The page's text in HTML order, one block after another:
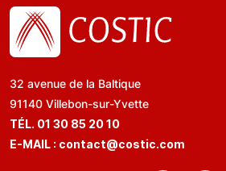
32 avenue de la Baltique
91140 Villebon-sur-Yvette
TÉL. 01 30 85 20 10
E-MAIL : contact@costic.com